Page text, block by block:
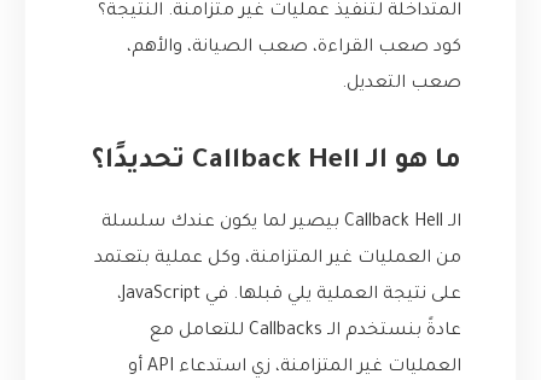
المتداخلة لتنفيذ عمليات غير متزامنة. النتيجة؟
كود صعب القراءة، صعب الصيانة، والأهم،
صعب التعديل.
ما هو الـ Callback Hell تحديدًا؟
الـ Callback Hell بيصير لما يكون عندك سلسلة
من العمليات غير المتزامنة، وكل عملية بتعتمد
على نتيجة العملية يلي قبلها. في JavaScript،
عادةً بنستخدم الـ Callbacks للتعامل مع
العمليات غير المتزامنة، زي استدعاء API أو